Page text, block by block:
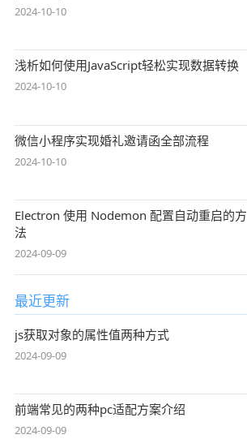
2024-10-10
浅析如何使用JavaScript轻松实现数据转换
2024-10-10
微信小程序实现婚礼邀请函全部流程
2024-10-10
Electron 使用 Nodemon 配置自动重启的方
法
2024-09-09
最近更新
js获取对象的属性值两种方式
2024-09-09
前端常见的两种pc适配方案介绍
2024-09-09